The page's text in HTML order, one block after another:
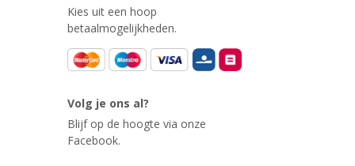
Kies uit een hoop
betaalmogelijkheden.
Volg je ons al?
Blijf op de hoogte via onze
Facebook.